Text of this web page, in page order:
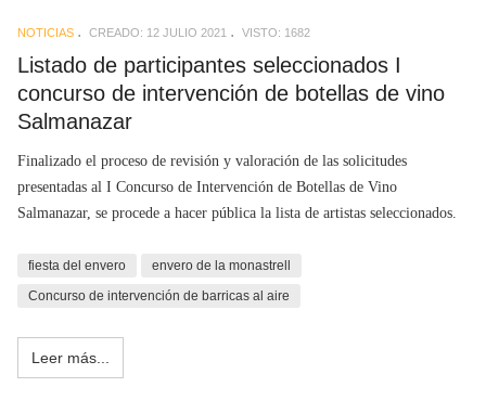
NOTICIAS CREADO: 12 JULIO 2021 VISTO: 1682
Listado de participantes seleccionados I
concurso de intervención de botellas de vino
Salmanazar
Finalizado el proceso de revisión y valoración de las solicitudes
presentadas al I Concurso de Intervención de Botellas de Vino
Salmanazar, se procede a hacer pública la lista de artistas seleccionados.
fiesta del envero
envero de la monastrell
Concurso de intervención de barricas al aire
Leer más...